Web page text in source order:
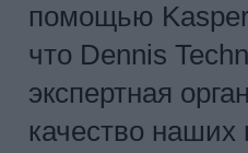
помощью
что Dennis
экспертная
качество наших